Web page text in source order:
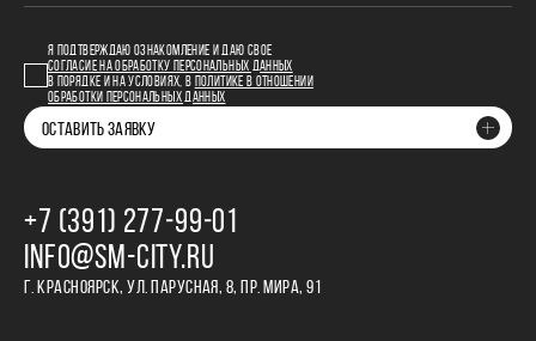
Я ПОДТВЕРЖДАЮ ОЗНАКОМЛЕНИЕ И ДАЮ СВОЕ
СОГЛАСИЕ НА ОБРАБОТКУ ПЕРСОНАЛЬНЫХ ДАННЫХ
В ПОРЯДКЕ И НА УСЛОВИЯХ, В
ПОЛИТИКЕ В ОТНОШЕНИИ
ОБРАБОТКИ ПЕРСОНАЛЬНЫХ ДАННЫХ
ОСТАВИТЬ ЗАЯВКУ
+7 (391) 277‒99‒01
INFO@SM-CITY.RU
Г. КРАСНОЯРСК, УЛ. ПАРУСНАЯ, 8, ПР. МИРА, 91